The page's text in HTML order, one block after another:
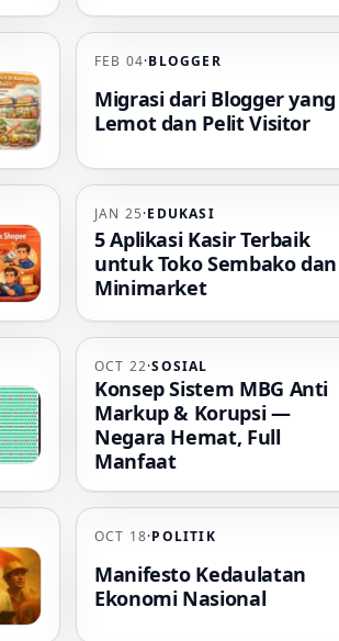
FEB 04·BLOGGER
Migrasi dari Blogger yang
Lemot dan Pelit Visitor
JAN 25·EDUKASI
5 Aplikasi Kasir Terbaik
untuk Toko Sembako dan
Minimarket
OCT 22·SOSIAL
Konsep Sistem MBG Anti
Markup & Korupsi —
Negara Hemat, Full
Manfaat
OCT 18·POLITIK
Manifesto Kedaulatan
Ekonomi Nasional